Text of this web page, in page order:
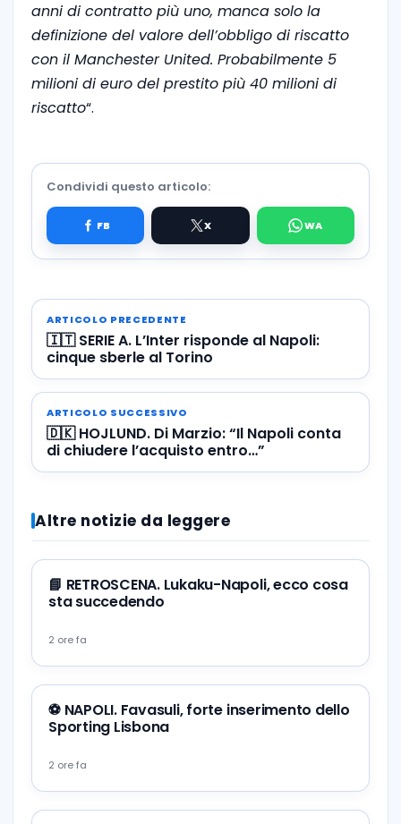
anni di contratto più uno, manca solo la
definizione del valore dell’obbligo di riscatto
con il Manchester United. Probabilmente 5
milioni di euro del prestito più 40 milioni di
riscatto“.
Condividi questo articolo:
ARTICOLO PRECEDENTE
🇮🇹 SERIE A. L’Inter risponde al Napoli:
cinque sberle al Torino
ARTICOLO SUCCESSIVO
🇩🇰 HOJLUND. Di Marzio: “Il Napoli conta
di chiudere l’acquisto entro…”
Altre notizie da leggere
📘 RETROSCENA. Lukaku-Napoli, ecco cosa
sta succedendo
2 ore fa
⚽️ NAPOLI. Favasuli, forte inserimento dello
Sporting Lisbona
2 ore fa